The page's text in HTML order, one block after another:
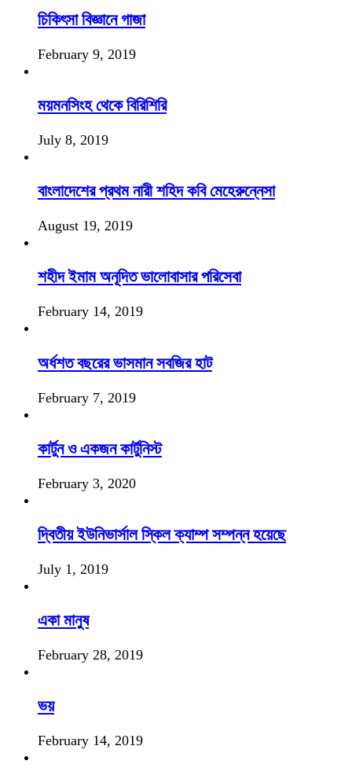
চিকিৎসা বিজ্ঞানে গাজা
February 9, 2019
ময়মনসিংহ থেকে বিরিশিরি
July 8, 2019
বাংলাদেশের প্রথম নারী শহিদ কবি মেহেরুন্নেসা
August 19, 2019
শহীদ ইমাম অনূদিত ভালোবাসার পরিসেবা
February 14, 2019
অর্ধশত বছরের ভাসমান সবজির হাট
February 7, 2019
কার্টুন ও একজন কার্টুনিস্ট
February 3, 2020
দ্বিতীয় ইউনিভার্সাল স্কিল ক্যাম্প সম্পন্ন হয়েছে
July 1, 2019
একা মানুষ
February 28, 2019
ভয়
February 14, 2019